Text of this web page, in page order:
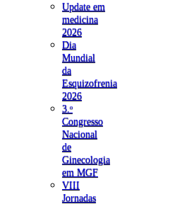
Update em
medicina
2026
Dia
Mundial
da
Esquizofrenia
2026
3.ᵒ
Congresso
Nacional
de
Ginecologia
em MGF
VIII
Jornadas